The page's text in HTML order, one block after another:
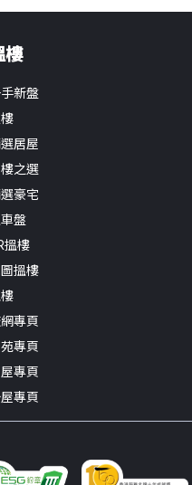
樓
新盤
居屋
之選
豪宅
盤
搵樓
搵樓
專頁
專頁
專頁
專頁